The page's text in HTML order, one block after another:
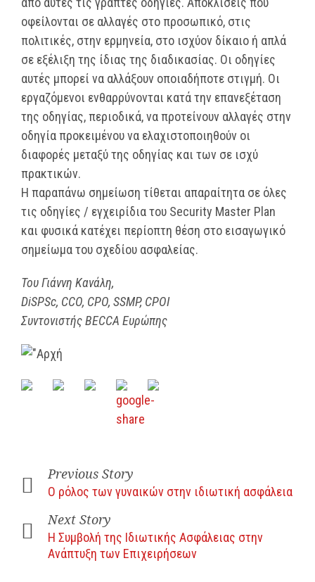
οφείλονται σε αλλαγές στο προσωπικό, στις
πολιτικές, στην ερμηνεία, στο ισχύον δίκαιο ή απλά
σε εξέλιξη της ίδιας της διαδικασίας. Οι οδηγίες
αυτές μπορεί να αλλάξουν οποιαδήποτε στιγμή. Οι
εργαζόμενοι ενθαρρύνονται κατά την επανεξέταση
της οδηγίας, περιοδικά, να προτείνουν αλλαγές στην
οδηγία προκειμένου να ελαχιστοποιηθούν οι
διαφορές μεταξύ της οδηγίας και των σε ισχύ
πρακτικών.
Η παραπάνω σημείωση τίθεται απαραίτητα σε όλες
τις οδηγίες / εγχειρίδια του Security Master Plan
και φυσικά κατέχει περίοπτη θέση στο εισαγωγικό
σημείωμα του σχεδίου ασφαλείας.
Του Γιάννη Κανάλη,
DiSPSc, CCO, CPO, SSMP, CPOI
Συντονιστής BECCA Ευρώπης
Previous Story
O ρόλος των γυναικών στην ιδιωτική ασφάλεια
Next Story
Η Συμβολή της Ιδιωτικής Ασφάλειας στην
Ανάπτυξη των Επιχειρήσεων